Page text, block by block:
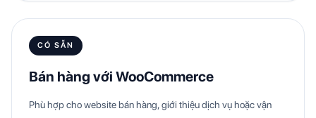
CÓ SẴN
Bán hàng với WooCommerce
Phù hợp cho website bán hàng, giới thiệu dịch vụ hoặc vận